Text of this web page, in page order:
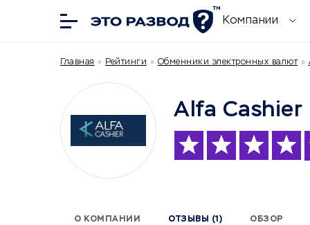
Компании
Главная » Рейтинги » Обменники электронных валют»
Alfa Cashier
О КОМПАНИИ ОТЗЫВЫ (1) ОБЗОР